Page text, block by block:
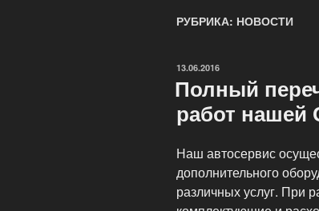
РУБРИКА: НОВОСТИ
ОПУБЛИКОВАНО
13.06.2016
Полный
работ нашей
Наш автосервис
дополнительного
различных услуг. При